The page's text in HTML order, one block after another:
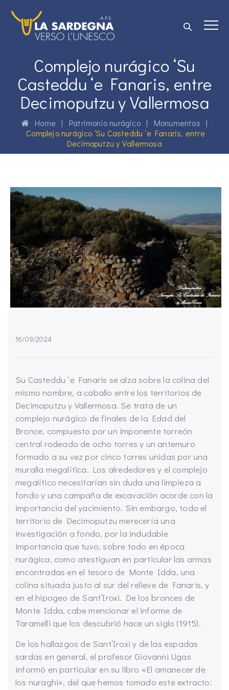
Complejo nurágico ‘Su
Casteddu ‘e Fanaris, entre
Decimoputzu y Vallermosa
Home| Patrimonio nurágico| Monumentos |
Complejo nurágico ‘Su Casteddu ‘e Fanaris, entre
Decimoputzu y Vallermosa
16/09/2024
Su Casteddu ‘e Fanaris se alza sobre la colina del
mismo nombre, a caballo entre los territorios de
Decimoputzu y Vallermosa. Se trata de un
complejo nurágico de finales de la Edad del
Bronce, compuesto por un imponente torreón
central rodeado de ocho torres y un antemuro
formado a su vez por cinco torres unidas por una
muralla megalítica. Los alrededores y el complejo
megalítico necesitarían sin duda una limpieza a
fondo y una campaña de excavación acorde con la
importancia del yacimiento. Sin embargo, todo el
territorio de Decimoputzu merecería una
investigación a fondo, por la indudable
importancia que tuvo, sobre todo en época
nurágica, como atestiguan en particular las armas
encontradas en el tesoro de Monte Idda, una
colina situada justo al sur del relieve de Fanaris, y
en el hipogeo de Sant’Iroxi. De los bronces de
Monte Idda, cabe mencionar el informe de
Taramelli que los descubrió hace un siglo (1915).
De los hallazgos de Sant’Iroxi y de las espadas
sardas en general, el profesor Giovanni Ugas
informó en particular en su libro «El amanecer de
los nuraghi», del que hemos tomado este extracto: